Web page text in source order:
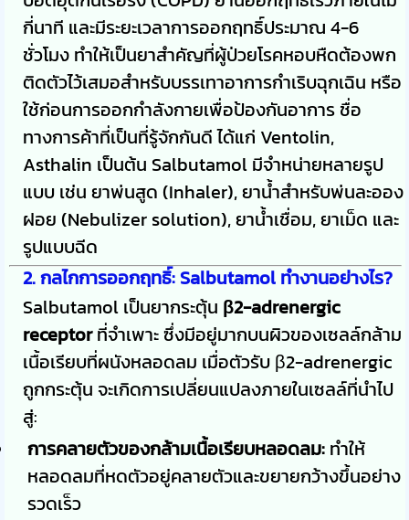
กี่นาที และมีระยะเวลาการออกฤทธิ์ประมาณ 4-6
ชั่วโมง ทำให้เป็นยาสำคัญที่ผู้ป่วยโรคหอบหืดต้องพก
ติดตัวไว้เสมอสำหรับบรรเทาอาการกำเริบฉุกเฉิน หรือ
ใช้ก่อนการออกกำลังกายเพื่อป้องกันอาการ ชื่อ
ทางการค้าที่เป็นที่รู้จักกันดี ได้แก่ Ventolin,
Asthalin เป็นต้น Salbutamol มีจำหน่ายหลายรูป
แบบ เช่น ยาพ่นสูด (Inhaler), ยาน้ำสำหรับพ่นละออง
ฝอย (Nebulizer solution), ยาน้ำเชื่อม, ยาเม็ด และ
รูปแบบฉีด
2. กลไกการออกฤทธิ์: Salbutamol ทำงานอย่างไร?
Salbutamol เป็นยากระตุ้น β2-adrenergic
receptorที่จำเพาะ ซึ่งมีอยู่มากบนผิวของเซลล์กล้าม
เนื้อเรียบที่ผนังหลอดลม เมื่อตัวรับ β2-adrenergic
ถูกกระตุ้น จะเกิดการเปลี่ยนแปลงภายในเซลล์ที่นำไป
สู่:
การคลายตัวของกล้ามเนื้อเรียบหลอดลม: ทำให้
หลอดลมที่หดตัวอยู่คลายตัวและขยายกว้างขึ้นอย่าง
รวดเร็ว